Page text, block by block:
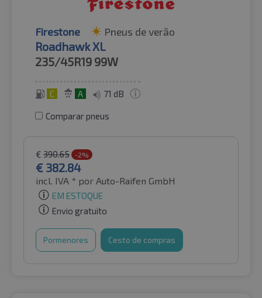
Firestone Pneus de verão
Roadhawk XL
235/45R19 99W
C A 71 dB
Comparar pneus
€ 390.65 -2%
€ 382.84
incl. IVA * por Auto-Raifen GmbH
EM ESTOQUE
Envio gratuito
Pormenores Cesto de compras